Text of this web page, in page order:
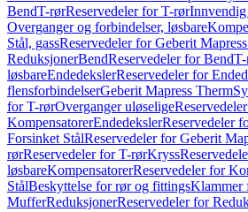
BendT-rørReservedeler for T-rør
Overganger og forbindelser, løsbare
Stål, gassReservedeler for Geberit
ReduksjonerBendReservedeler for Bend
løsbareEndedekslerReservedeler for
flensforbindelserGeberit Mapress Therm
for T-rørOverganger uløselige
KompensatorerEndedekslerReservedeler
Forsinket StålReservedeler for Geberit
rørReservedeler for T-rørKryss
løsbareKompensatorerReservedeler for
StålBeskyttelse for rør og fittingsKlammer
MufferReduksjonerReservedeler for